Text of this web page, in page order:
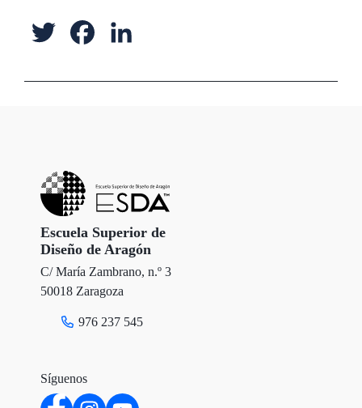
e o
o
k
d
n
Escuela Superior de
Diseño de Aragón
C/ María Zambrano, n.º 3
50018 Zaragoza
976 237 545
Síguenos